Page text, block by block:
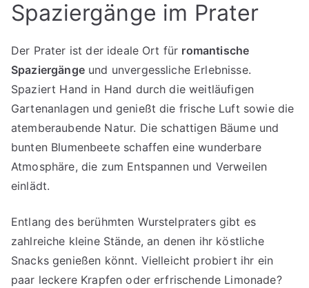
Spaziergänge im Prater
Der Prater ist der ideale Ort für romantische
Spaziergängeund unvergessliche Erlebnisse.
Spaziert Hand in Hand durch die weitläufigen
Gartenanlagen und genießt die frische Luft sowie die
atemberaubende Natur. Die schattigen Bäume und
bunten Blumenbeete schaffen eine wunderbare
Atmosphäre, die zum Entspannen und Verweilen
einlädt.
Entlang des berühmten Wurstelpraters gibt es
zahlreiche kleine Stände, an denen ihr köstliche
Snacks genießen könnt. Vielleicht probiert ihr ein
paar leckere Krapfen oder erfrischende Limonade?